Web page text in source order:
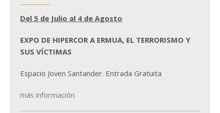
Del 5 de Julio al 4 de Agosto
EXPO DE HIPERCOR A ERMUA, EL TERRORISMO Y
SUS VÍCTIMAS
Espacio Joven Santander. Entrada Gratuita
más información